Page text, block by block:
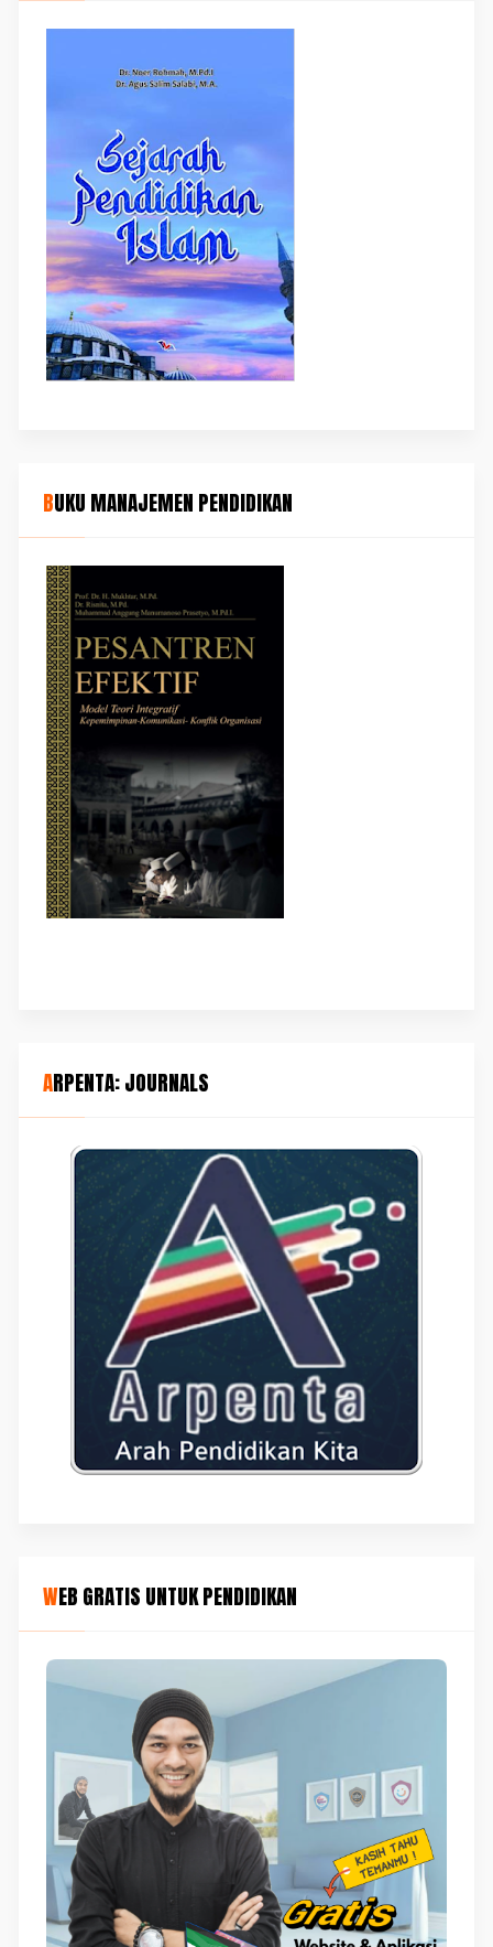
BUKU MANAJEMEN PENDIDIKAN
ARPENTA: JOURNALS
WEB GRATIS UNTUK PENDIDIKAN